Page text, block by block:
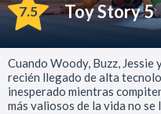
7.5 Toy Story 5
Cuando Woody, Buzz, Jessie
recién llegado de alta
inesperado mientras
más valiosos de la vida no se